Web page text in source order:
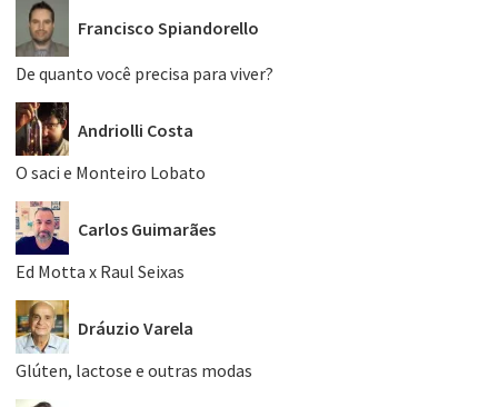
Francisco Spiandorello
De quanto você precisa para viver?
Andriolli Costa
O saci e Monteiro Lobato
Carlos Guimarães
Ed Motta x Raul Seixas
Dráuzio Varela
Glúten, lactose e outras modas